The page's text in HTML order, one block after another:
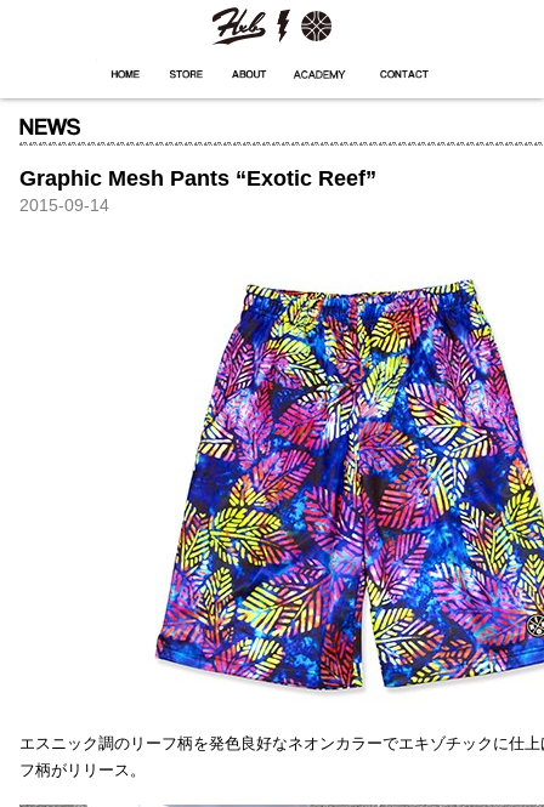
Graphic Mesh Pants “Exotic Reef”
2015-09-14
エスニック調のリーフ柄を発色良好なネオンカラーでエキゾチックに仕
フ柄がリリース。